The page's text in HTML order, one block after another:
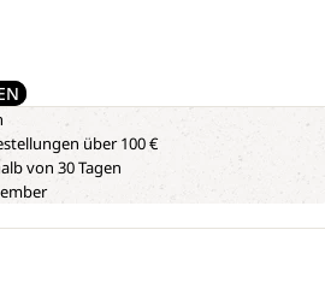
über 100 €
von 30 Tagen